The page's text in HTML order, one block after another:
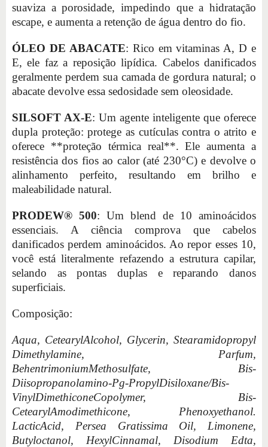
suaviza a porosidade, impedindo que a hidratação
escape, e aumenta a retenção de água dentro do fio.
ÓLEO DE ABACATE: Rico em vitaminas A, D e
E, ele faz a reposição lipídica. Cabelos danificados
geralmente perdem sua camada de gordura natural; o
abacate devolve essa sedosidade sem oleosidade.
SILSOFT AX-E: Um agente inteligente que oferece
dupla proteção: protege as cutículas contra o atrito e
oferece **proteção térmica real**. Ele aumenta a
resistência dos fios ao calor (até 230°C) e devolve o
alinhamento perfeito, resultando em brilho e
maleabilidade natural.
PRODEW® 500: Um blend de 10 aminoácidos
essenciais. A ciência comprova que cabelos
danificados perdem aminoácidos. Ao repor esses 10,
você está literalmente refazendo a estrutura capilar,
selando as pontas duplas e reparando danos
superficiais.
Composição:
Aqua, CetearylAlcohol, Glycerin, Stearamidopropyl
Dimethylamine, Parfum,
BehentrimoniumMethosulfate, Bis-
Diisopropanolamino-Pg-PropylDisiloxane/Bis-
VinylDimethiconeCopolymer, Bis-
CetearylAmodimethicone, Phenoxyethanol.
LacticAcid, Persea Gratissima Oil, Limonene,
Butyloctanol, HexylCinnamal, Disodium Edta,